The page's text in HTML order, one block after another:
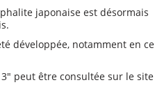
japonaise est désormais
développée, notamment en ce
" peut être consultée sur le site